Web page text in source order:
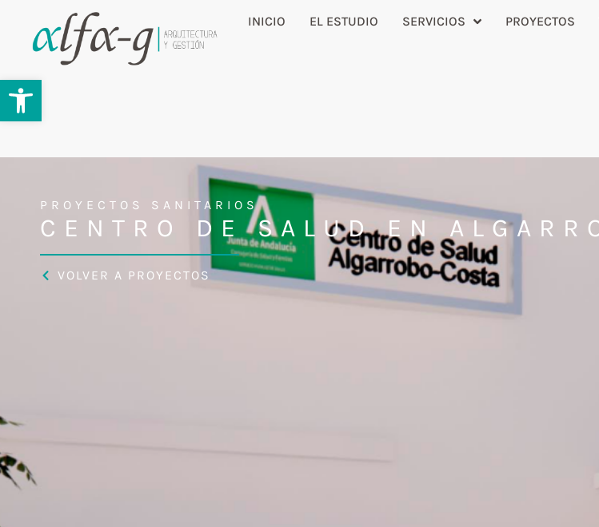
Abrir barra de herramientas
INICIO EL ESTUDIO SERVICIOS PROYECTOS
PROYECTOS SANITARIOS
CENTRO DE SALUD EN
VOLVER A PROYECTOS